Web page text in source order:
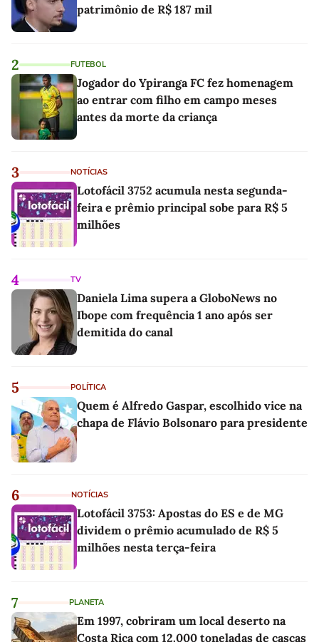
patrimônio de R$ 187 mil
2 FUTEBOL
Jogador do Ypiranga FC fez homenagem
ao entrar com filho em campo meses
antes da morte da criança
3 NOTÍCIAS
Lotofácil 3752 acumula nesta segunda-
feira e prêmio principal sobe para R$ 5
milhões
4 TV
Daniela Lima supera a GloboNews no
Ibope com frequência 1 ano após ser
demitida do canal
5 POLÍTICA
Quem é Alfredo Gaspar, escolhido vice na
chapa de Flávio Bolsonaro para presidente
6 NOTÍCIAS
Lotofácil 3753: Apostas do ES e de MG
dividem o prêmio acumulado de R$ 5
milhões nesta terça-feira
7 PLANETA
Em 1997, cobriram um local deserto na
Costa Rica com 12.000 toneladas de cascas